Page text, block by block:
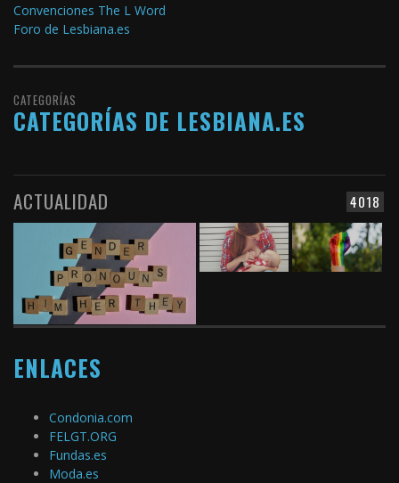
Convenciones The L Word
Foro de Lesbiana.es
CATEGORÍAS
CATEGORÍAS DE LESBIANA.ES
4018
ACTUALIDAD
ENLACES
Condonia.com
FELGT.ORG
Fundas.es
Moda.es